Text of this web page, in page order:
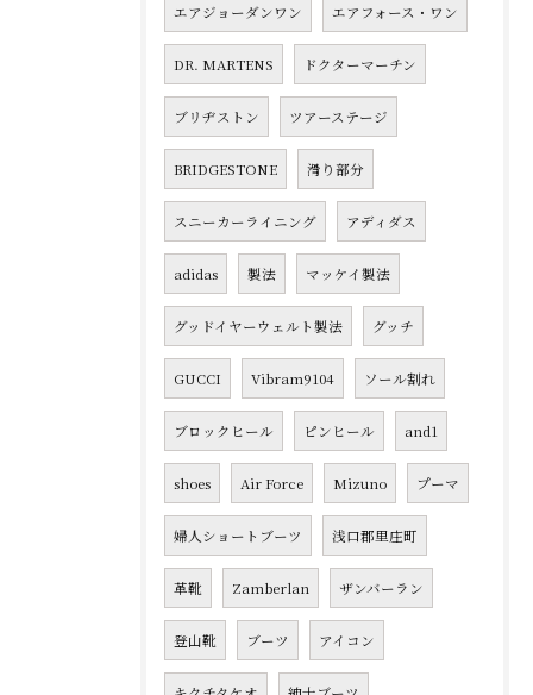
エアジョーダンワン エアフォース・ワン
DR. MARTENS ドクターマーチン
ブリヂストン ツアーステージ
BRIDGESTONE 滑り部分
スニーカーライニング アディダス
adidas 製法 マッケイ製法
グッドイヤーウェルト製法 グッチ
GUCCI Vibram9104 ソール割れ
ブロックヒール ピンヒール and1
shoes Air Force Mizuno プーマ
婦人ショートブーツ 浅口郡里庄町
革靴 Zamberlan ザンバーラン
登山靴 ブーツ アイコン